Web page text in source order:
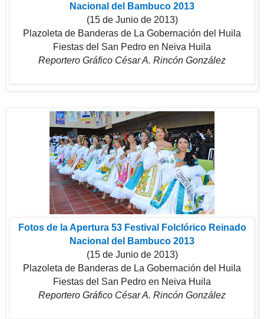
Nacional del Bambuco 2013
(15 de Junio de 2013)
Plazoleta de Banderas de La Gobernación del Huila
Fiestas del San Pedro en Neiva Huila
Reportero Gráfico César A. Rincón González
Fotos de la Apertura 53 Festival Folclórico Reinado
Nacional del Bambuco 2013
(15 de Junio de 2013)
Plazoleta de Banderas de La Gobernación del Huila
Fiestas del San Pedro en Neiva Huila
Reportero Gráfico César A. Rincón González